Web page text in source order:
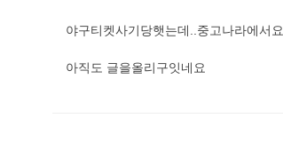
야구티켓사기당햇는데..중고나라에서요
아직도 글을올리구잇네요